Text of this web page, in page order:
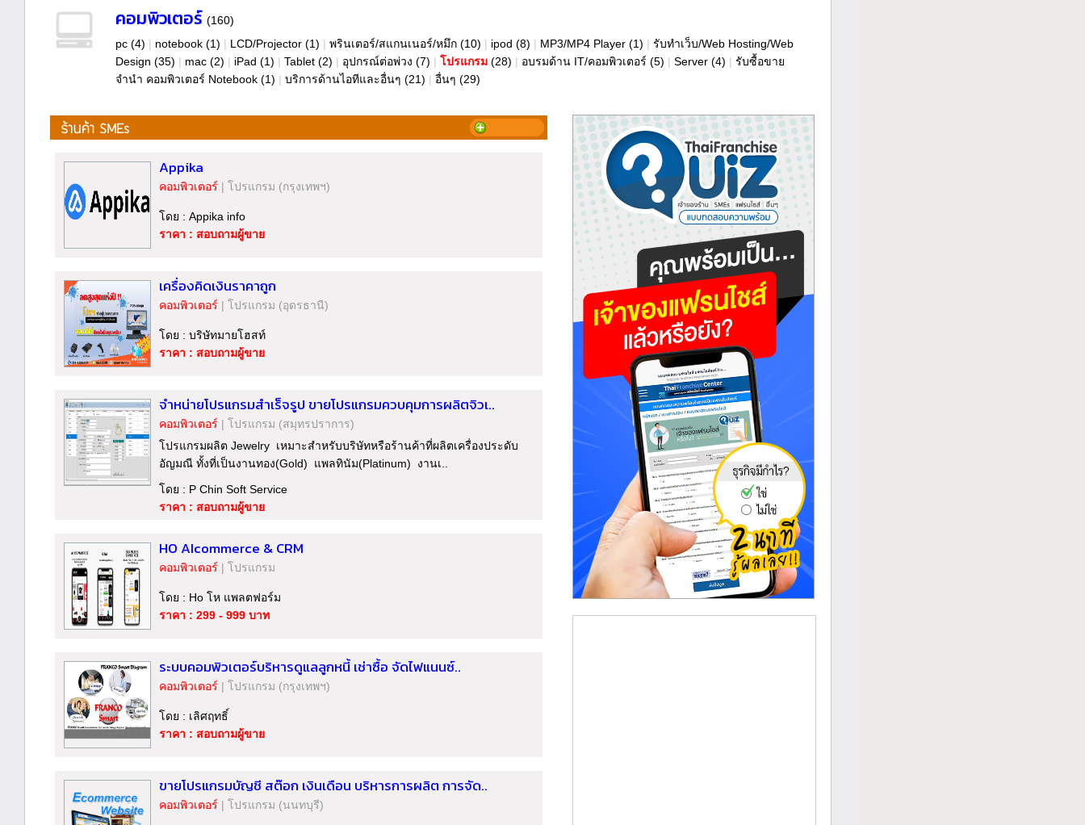
คอมพิวเตอร์ (160)
pc (4) | notebook (1) | LCD/Projector (1) | พรินเตอร์/สแกนเนอร์/หมึก (10) | ipod (8) | MP3/MP4 Player (1) | รับทำเว็บ/Web Hosting/Web
Design (35) | mac (2) | iPad (1) | Tablet (2) | อุปกรณ์ต่อพ่วง (7) | โปรแกรม (28) | อบรมด้าน IT/คอมพิวเตอร์ (5) | Server (4) | รับซื้อขาย
จำนำ คอมพิวเตอร์ Notebook (1) | บริการด้านไอทีและอื่นๆ (21) | อื่นๆ (29)
Appika
คอมพิวเตอร์ | โปรแกรม (กรุงเทพฯ)
โดย : Appika info
ราคา : สอบถามผู้ขาย
เครื่องคิดเงินราคาถูก
คอมพิวเตอร์ | โปรแกรม (อุดรธานี)
โดย : บริษัทมายโฮสท์
ราคา : สอบถามผู้ขาย
จำหน่ายโปรแกรมสำเร็จรูป ขายโปรแกรมควบคุมการผลิตจิวเ..
คอมพิวเตอร์ | โปรแกรม (สมุทรปราการ)
โปรแกรมผลิต Jewelry เหมาะสำหรับบริษัทหรือร้านค้าที่ผลิตเครื่องประดับ
อัญมณี ทั้งที่เป็นงานทอง(Gold) แพลทินัม(Platinum) งานเ..
โดย : P Chin Soft Service
ราคา : สอบถามผู้ขาย
HO AIcommerce & CRM
คอมพิวเตอร์ | โปรแกรม
โดย : Ho โห แพลตฟอร์ม
ราคา : 299 - 999 บาท
ระบบคอมพิวเตอร์บริหารดูแลลูกหนี้ เช่าซื้อ จัดไฟแนนซ์..
คอมพิวเตอร์ | โปรแกรม (กรุงเทพฯ)
โดย : เลิศฤทธิ์
ราคา : สอบถามผู้ขาย
ขายโปรแกรมบัญชี สต๊อก เงินเดือน บริหารการผลิต การจัด..
คอมพิวเตอร์ | โปรแกรม (นนทบุรี)